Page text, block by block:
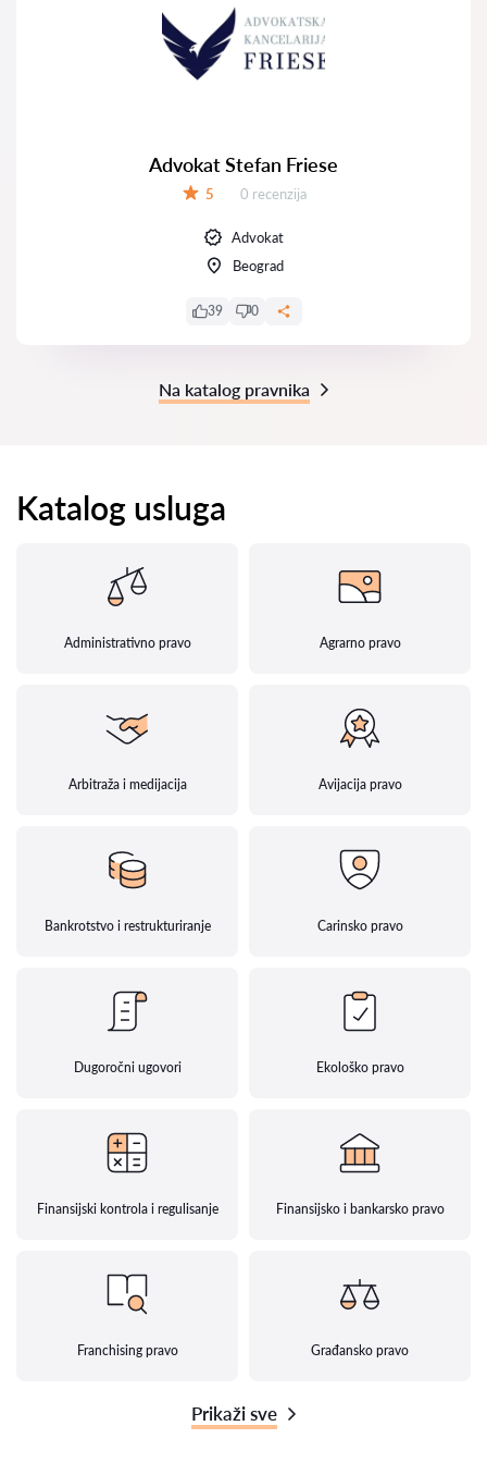
Advokat Stefan Friese
5 Recenzija:
0 recenzija
Advokat
Beograd
39 0
Na katalog pravnika
Katalog usluga
Administrativno pravo Agrarno pravo
Arbitraža i medijacija Avijacija pravo
Bankrotstvo i restrukturiranje Carinsko pravo
Dugoročni ugovori Ekološko pravo
Finansijski kontrola i regulisanje Finansijsko i bankarsko pravo
Franchising pravo Građansko pravo
Prikaži sve